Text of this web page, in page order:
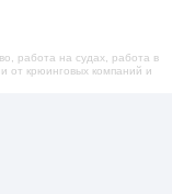
работа на судах, работа в
от крюинговых компаний и